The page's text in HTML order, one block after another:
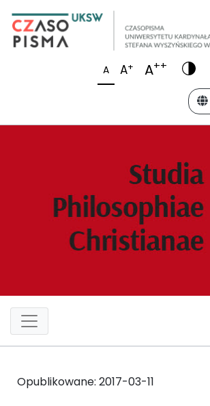
A A+ A++
Opublikowane: 2017-03-11